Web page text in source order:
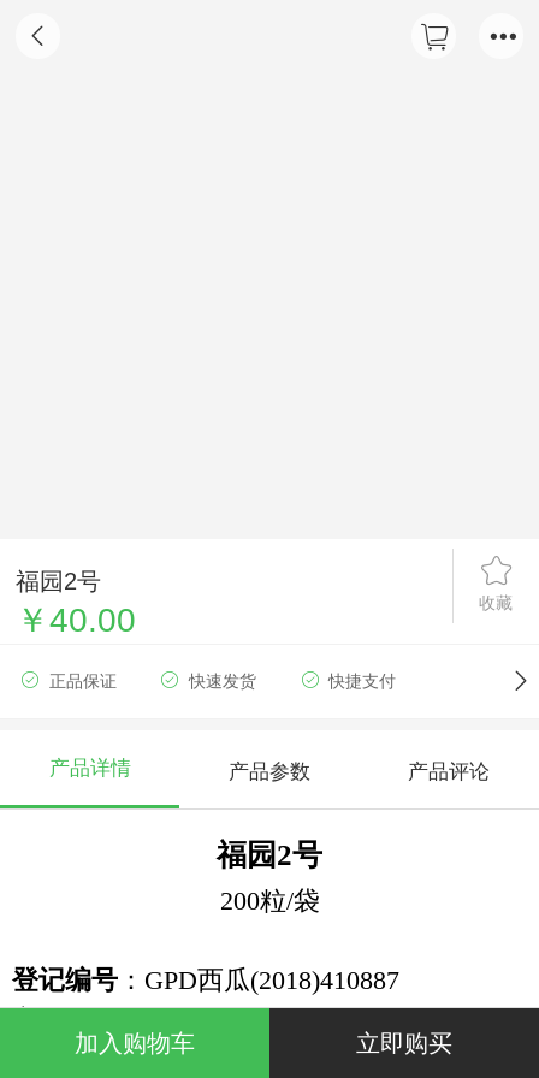
福园2号
收藏
￥40.00
正品保证 快速发货 快捷支付
产品详情 产品参数 产品评论
福园2号
200粒/袋
登记编号：GPD西瓜(2018)410887
该品种为早熟升级版甜王类型品种，果
加入购物车 立即购买